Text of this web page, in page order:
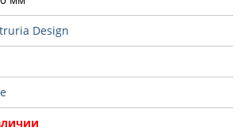
Design